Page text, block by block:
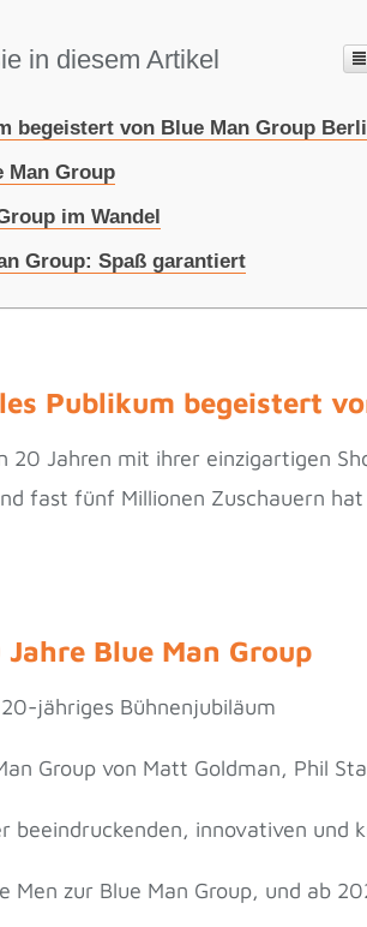
in diesem Artikel
begeistert von Blue Man Group
Man Group
im Wandel
Group: Spaß garantiert
Publikum begeistert
20 Jahren mit ihrer einzigartigen
fast fünf Millionen Zuschauern
Blue Man Group
jähriges Bühnenjubiläum
Group von Matt Goldman, Phil
beeindruckenden, innovativen und
Men zur Blue Man Group, und ab